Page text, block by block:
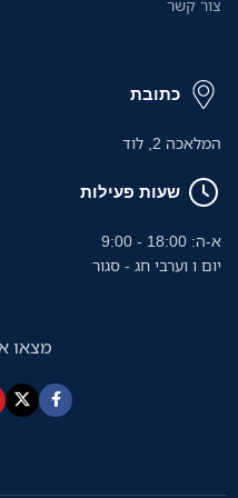
צור קשר
כתובת
המלאכה 2, לוד
שעות פעילות
א-ה: 18:00 - 9:00
יום ו וערבי חג - סגור
מצאו